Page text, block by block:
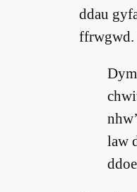
ddau
ffrwgwd.
law